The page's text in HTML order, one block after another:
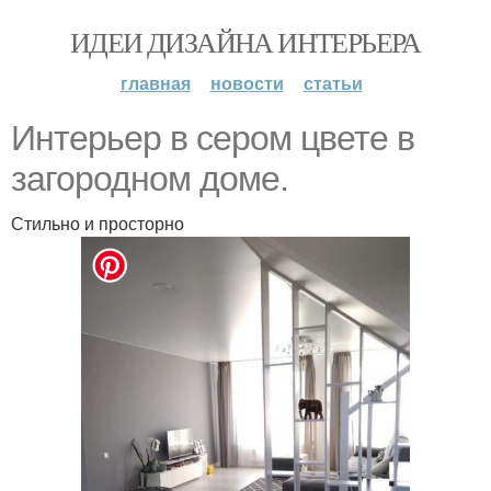
ИДЕИ ДИЗАЙНА ИНТЕРЬЕРА
главная новости статьи
Интерьер в сером цвете в
загородном доме.
Стильно и просторно